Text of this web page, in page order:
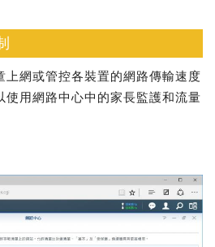
上網或管控各裝置的網路傳輸速度
使用網路中心中的家長監護和流量